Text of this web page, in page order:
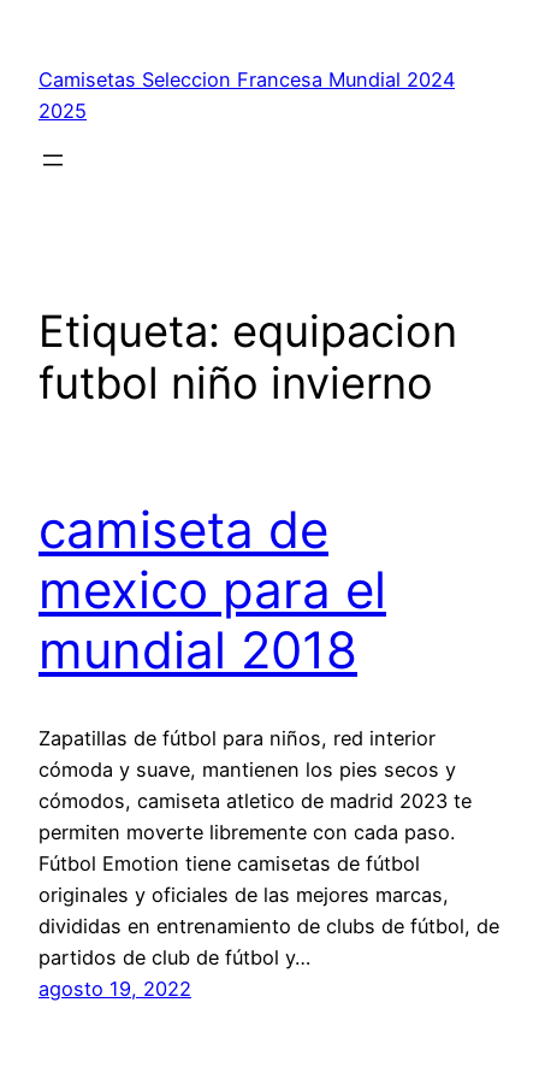
contenido
Camisetas Seleccion Francesa Mundial 2024
2025
Etiqueta: equipacion
futbol niño invierno
camiseta de
mexico para el
mundial 2018
Zapatillas de fútbol para niños, red interior
cómoda y suave, mantienen los pies secos y
cómodos, camiseta atletico de madrid 2023 te
permiten moverte libremente con cada paso.
Fútbol Emotion tiene camisetas de fútbol
originales y oficiales de las mejores marcas,
divididas en entrenamiento de clubs de fútbol, de
partidos de club de fútbol y…
agosto 19, 2022